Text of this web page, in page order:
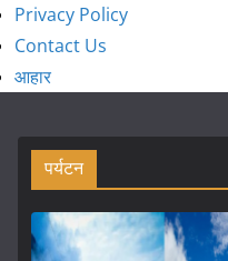
Privacy Policy
Contact Us
आहार
पर्यटन